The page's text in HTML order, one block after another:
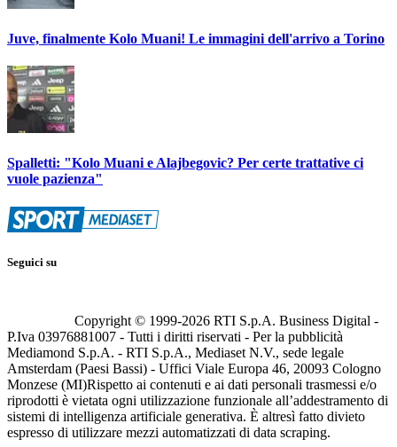
Juve, finalmente Kolo Muani! Le immagini dell'arrivo a Torino
Spalletti: "Kolo Muani e Alajbegovic? Per certe trattative ci
vuole pazienza"
Seguici su
Copyright © 1999-2026 RTI S.p.A. Business Digital -
P.Iva 03976881007 - Tutti i diritti riservati - Per la pubblicità
Mediamond S.p.A. - RTI S.p.A., Mediaset N.V., sede legale
Amsterdam (Paesi Bassi) - Uffici Viale Europa 46, 20093 Cologno
Monzese (MI)Rispetto ai contenuti e ai dati personali trasmessi e/o
riprodotti è vietata ogni utilizzazione funzionale all’addestramento di
sistemi di intelligenza artificiale generativa. È altresì fatto divieto
espresso di utilizzare mezzi automatizzati di data scraping.